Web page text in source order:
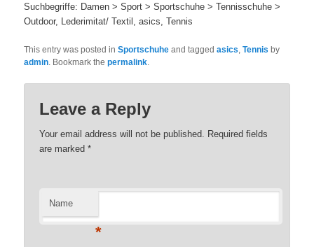
Suchbegriffe: Damen > Sport > Sportschuhe > Tennisschuhe >
Outdoor, Lederimitat/ Textil, asics, Tennis
This entry was posted inSportschuhe and taggedasics,Tennis by
admin. Bookmark thepermalink.
Leave a Reply
Your email address will not be published. Required fields
are marked*
Name
*